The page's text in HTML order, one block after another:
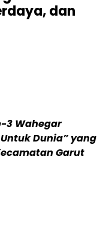
dan
3 Wahegar
Dunia” yang
Garut